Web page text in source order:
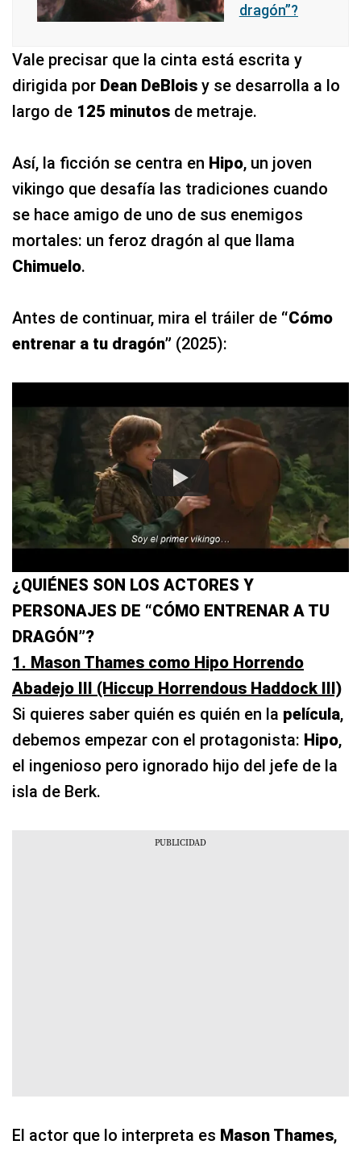
dragón”?
Vale precisar que la cinta está escrita y
dirigida por Dean DeBlois y se desarrolla a lo
largo de 125 minutos de metraje.
Así, la ficción se centra en Hipo, un joven
vikingo que desafía las tradiciones cuando
se hace amigo de uno de sus enemigos
mortales: un feroz dragón al que llama
Chimuelo.
Antes de continuar, mira el tráiler de “Cómo
entrenar a tu dragón” (2025):
¿QUIÉNES SON LOS ACTORES Y
PERSONAJES DE “CÓMO ENTRENAR A TU
DRAGÓN”?
1. Mason Thames como Hipo Horrendo
Abadejo III (Hiccup Horrendous Haddock III)
Si quieres saber quién es quién en la película,
debemos empezar con el protagonista: Hipo,
el ingenioso pero ignorado hijo del jefe de la
isla de Berk.
El actor que lo interpreta es Mason Thames,